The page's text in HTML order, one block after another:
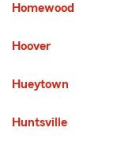
Homewood
Hoover
Hueytown
Huntsville